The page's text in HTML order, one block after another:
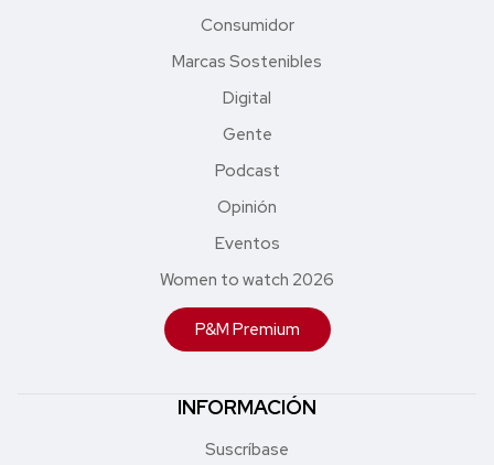
Consumidor
Marcas Sostenibles
Digital
Gente
Podcast
Opinión
Eventos
Women to watch 2026
P&M Premium
INFORMACIÓN
Suscríbase